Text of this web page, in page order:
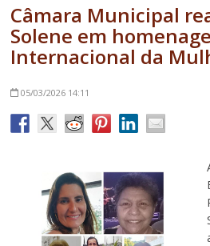
Câmara Municipal
Solene em
Internacional da
05/03/2026 14:11